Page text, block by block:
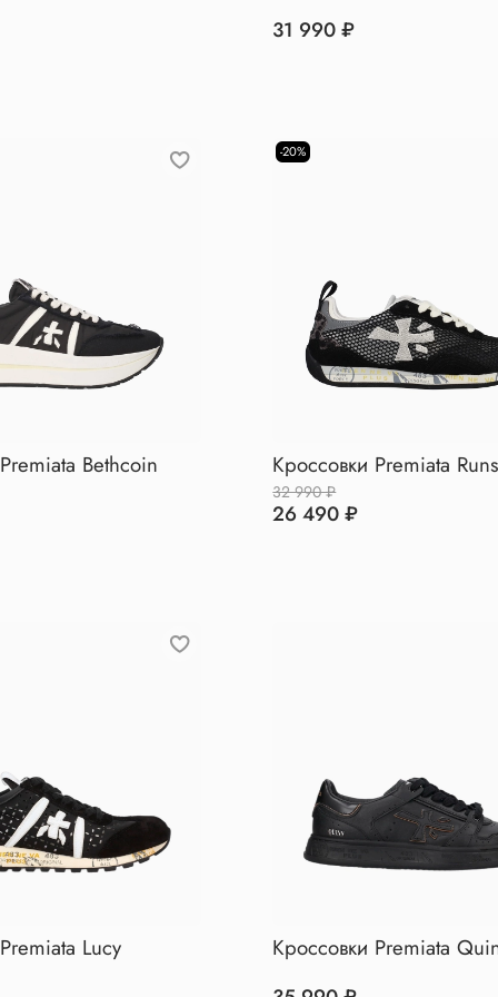
31 990 ₽
Bethcoin
-20%
Кроссовки Premiata
32 990 ₽
26 490 ₽
Lucy Кроссовки Premiata